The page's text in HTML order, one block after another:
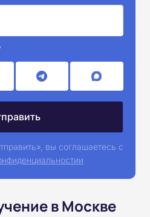
вы соглашаетесь с
в Москве